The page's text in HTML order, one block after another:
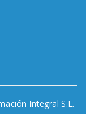
Integral S.L.